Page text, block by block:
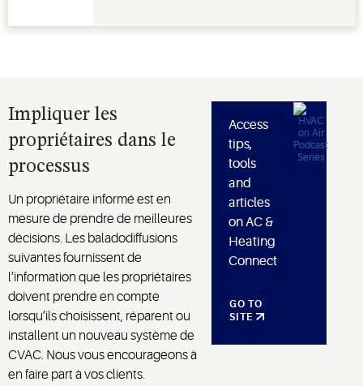
Impliquer les
propriétaires dans le
processus
Un propriétaire informé est en
mesure de prendre de meilleures
décisions. Les baladodiffusions
suivantes fournissent de
l’information que les propriétaires
doivent prendre en compte
lorsqu’ils choisissent, réparent ou
installent un nouveau système de
CVAC. Nous vous encourageons à
en faire part à vos clients.
Access
tips,
tools
and
articles
on AC &
Heating
Connect
GO TO
SITE